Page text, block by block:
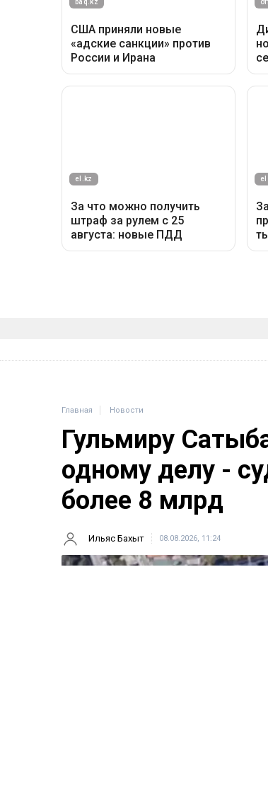
Главная Новости
Гульмиру
одному делу -
более 8 млрд
Ильяс Бахыт 08.08.2026, 11:24